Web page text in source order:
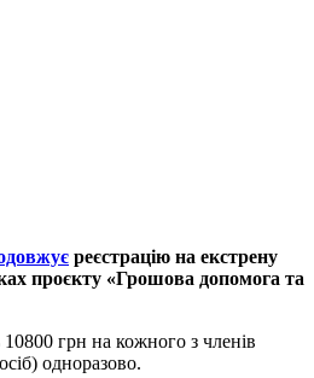
реєстрацію на екстрену
проєкту «Грошова допомога та
грн на кожного з членів
одноразово.